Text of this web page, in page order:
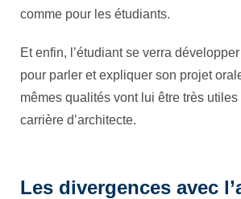
comme pour les étudiants.
Et enfin, l’étudiant se verra
pour parler et expliquer son projet
mêmes qualités vont lui être très
carrière d’architecte.
Les divergences avec